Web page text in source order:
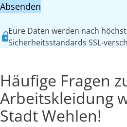
Absenden
Eure Daten werden nach
Sicherheitsstandards SSL-
Häufige Fragen
Arbeitskleidung
Stadt Wehlen!